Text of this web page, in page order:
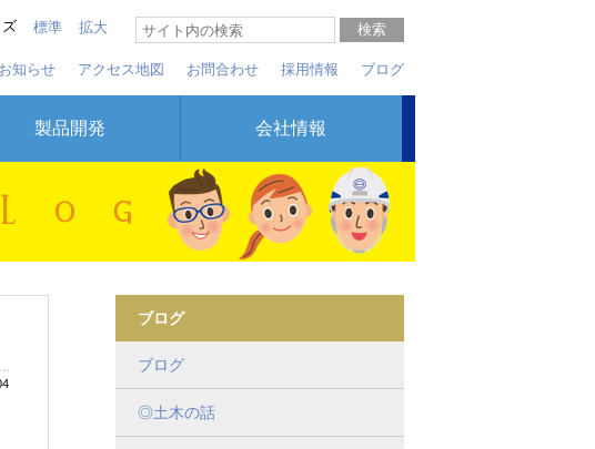
標準 拡大
ブログ
採用情報
お問合わせ
アクセス地図
お知らせ
製品開発 会社情報
ブログ
ブログ
◎土木の話